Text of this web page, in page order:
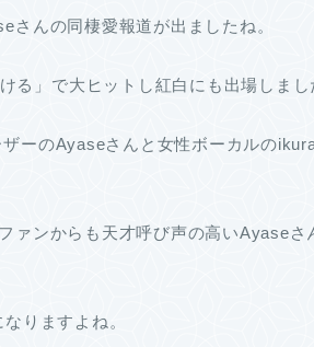
んの同棲愛報道が出ましたね。
」で大ヒットし紅白にも出場しまし
ーのAyaseさんと女性ボーカルの
ァンからも天才呼び声の高いAyaseさ
りますよね。